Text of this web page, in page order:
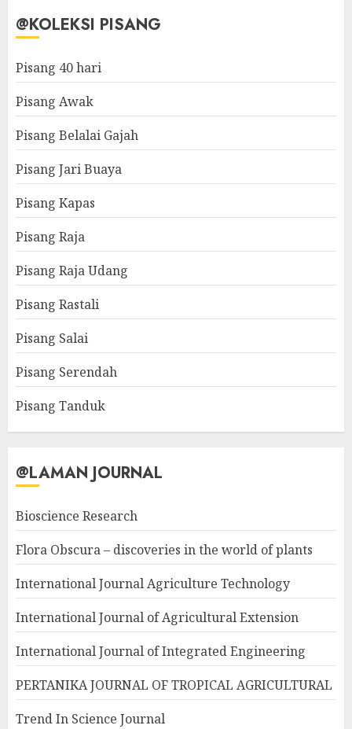
@KOLEKSI PISANG
Pisang 40 hari
Pisang Awak
Pisang Belalai Gajah
Pisang Jari Buaya
Pisang Kapas
Pisang Raja
Pisang Raja Udang
Pisang Rastali
Pisang Salai
Pisang Serendah
Pisang Tanduk
@LAMAN JOURNAL
Bioscience Research
Flora Obscura – discoveries in the world of plants
International Journal Agriculture Technology
International Journal of Agricultural Extension
International Journal of Integrated Engineering
PERTANIKA JOURNAL OF TROPICAL AGRICULTURAL
Trend In Science Journal